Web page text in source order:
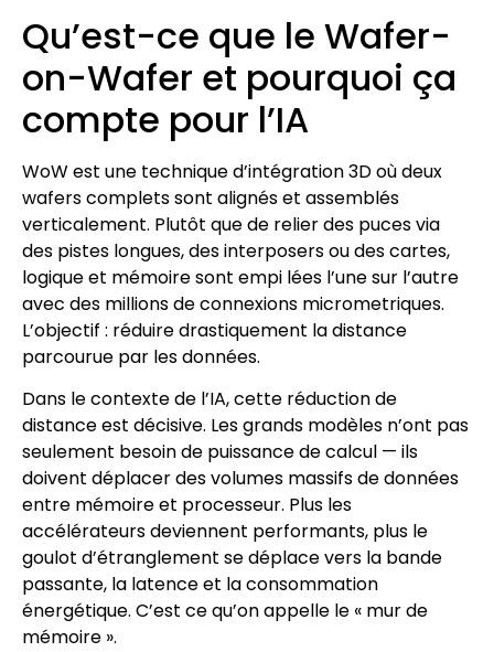
Qu’est-ce que le Wafer-
on-Wafer et pourquoi ça
compte pour l’IA
WoW est une technique d’intégration 3D où deux
wafers complets sont alignés et assemblés
verticalement. Plutôt que de relier des puces via
des pistes longues, des interposers ou des cartes,
logique et mémoire sont empi lées l’une sur l’autre
avec des millions de connexions micrometriques.
L’objectif : réduire drastiquement la distance
parcourue par les données.
Dans le contexte de l’IA, cette réduction de
distance est décisive. Les grands modèles n’ont pas
seulement besoin de puissance de calcul — ils
doivent déplacer des volumes massifs de données
entre mémoire et processeur. Plus les
accélérateurs deviennent performants, plus le
goulot d’étranglement se déplace vers la bande
passante, la latence et la consommation
énergétique. C’est ce qu’on appelle le « mur de
mémoire ».